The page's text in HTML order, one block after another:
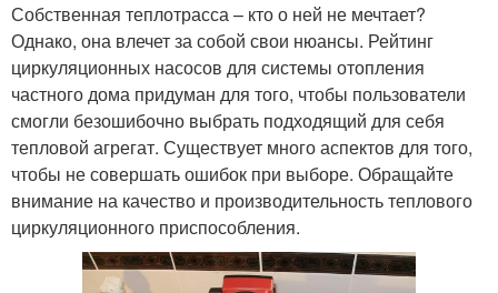
Собственная теплотрасса – кто о ней не мечтает?
Однако, она влечет за собой свои нюансы. Рейтинг
циркуляционных насосов для системы отопления
частного дома придуман для того, чтобы пользователи
смогли безошибочно выбрать подходящий для себя
тепловой агрегат. Существует много аспектов для того,
чтобы не совершать ошибок при выборе. Обращайте
внимание на качество и производительность теплового
циркуляционного приспособления.